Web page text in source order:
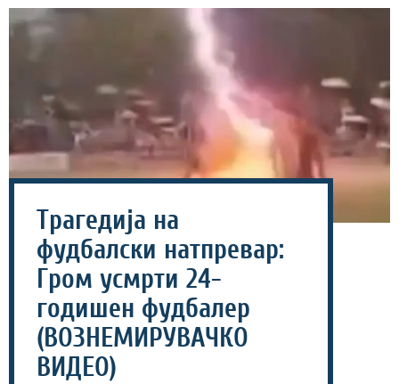
Трагедија на
фудбалски натпревар:
Гром усмрти 24-
годишен фудбалер
(ВОЗНЕМИРУВАЧКО
ВИДЕО)